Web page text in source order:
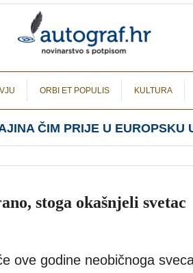
ORBI ET POPULIS KULTURA
ČIM PRIJE U EUROPSKU
stoga okašnjeli svetac
ove godine neobičnoga